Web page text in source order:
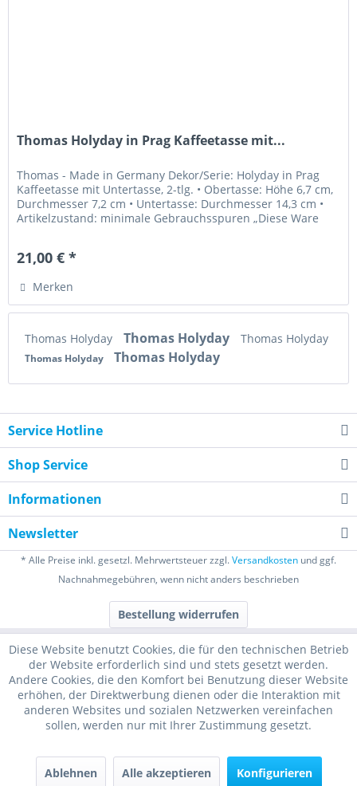
Thomas Holyday in Prag Kaffeetasse mit...
Thomas - Made in Germany Dekor/Serie: Holyday in Prag
Kaffeetasse mit Untertasse, 2-tlg. • Obertasse: Höhe 6,7 cm,
Durchmesser 7,2 cm • Untertasse: Durchmesser 14,3 cm •
Artikelzustand: minimale Gebrauchsspuren „Diese Ware
21,00 € *
Merken
Thomas Holyday Thomas Holyday Thomas Holyday
Thomas Holyday Thomas Holyday
Service Hotline
Shop Service
Informationen
Newsletter
* Alle Preise inkl. gesetzl. Mehrwertsteuer zzgl.Versandkosten und ggf.
Nachnahmegebühren, wenn nicht anders beschrieben
Bestellung widerrufen
Diese Website benutzt Cookies, die für den technischen Betrieb
der Website erforderlich sind und stets gesetzt werden.
Andere Cookies, die den Komfort bei Benutzung dieser Website
erhöhen, der Direktwerbung dienen oder die Interaktion mit
anderen Websites und sozialen Netzwerken vereinfachen
sollen, werden nur mit Ihrer Zustimmung gesetzt.
Ablehnen Alle akzeptieren Konfigurieren